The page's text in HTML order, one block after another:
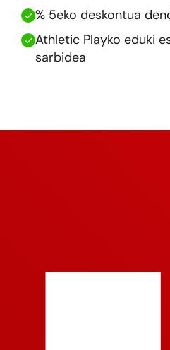
% 5eko deskontua
Athletic Playko eduki
sarbidea